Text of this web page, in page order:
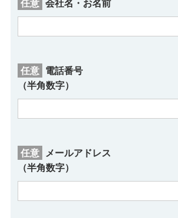
会社名・お名前
電話番号
（半角数字）
メールアドレス
（半角数字）